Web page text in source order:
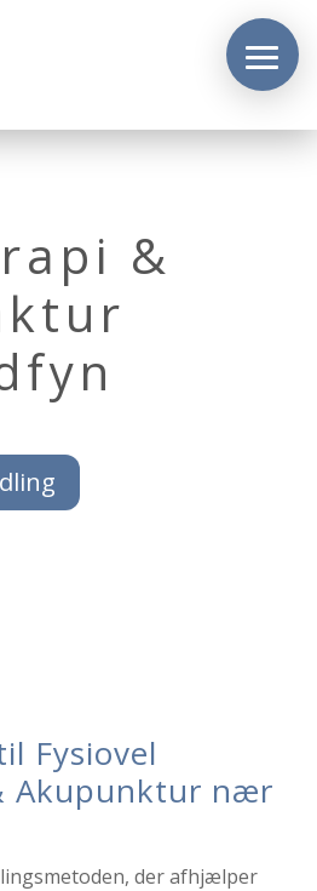
&
Fysiovel
Akupunktur nær
der afhjælper